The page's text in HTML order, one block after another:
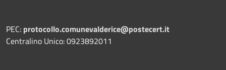
PEC: protocollo.comunevalderice@postecert.it
Centralino Unico: 0923892011